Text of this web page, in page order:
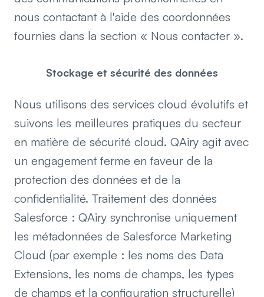
nous contactant à l'aide des coordonnées
fournies dans la section « Nous contacter ».
Stockage et sécurité des données
Nous utilisons des services cloud évolutifs et
suivons les meilleures pratiques du secteur
en matière de sécurité cloud. QAiry agit avec
un engagement ferme en faveur de la
protection des données et de la
confidentialité. Traitement des données
Salesforce : QAiry synchronise uniquement
les métadonnées de Salesforce Marketing
Cloud (par exemple : les noms des Data
Extensions, les noms de champs, les types
de champs et la configuration structurelle)